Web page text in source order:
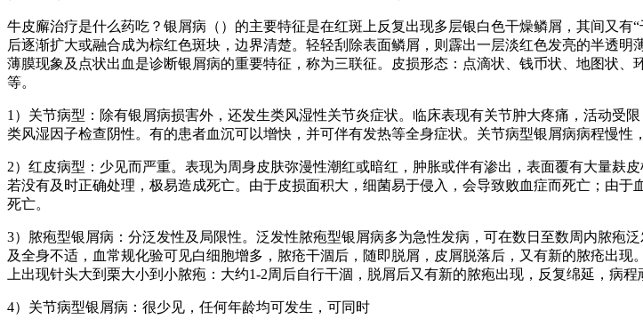
牛皮廨治疗是什么药吃？银屑病（）的主要特征是在红斑上反复出现多层银白色干燥鳞屑，其间又
后逐渐扩大或融合成为棕红色斑块，边界清楚。轻轻刮除表面鳞屑，则霹出一层淡红色发亮的半透
薄膜现象及点状出血是诊断银屑病的重要特征，称为三联征。皮损形态：点滴状、钱币状、地图状
等。
1）关节病型：除有银屑病损害外，还发生类风湿性关节炎症状。临床表现有关节肿大疼痛，活动受
类风湿因子检查阴性。有的患者血沉可以增快，并可伴有发热等全身症状。关节病型银屑病病程慢性
2）红皮病型：少见而严重。表现为周身皮肤弥漫性潮红或暗红，肿胀或伴有渗出，表面覆有大量麸
若没有及时正确处理，极易造成死亡。由于皮损面积大，细菌易于侵入，会导致败血症而死亡；由
死亡。
3）脓疱型银屑病：分泛发性及局限性。泛发性脓疱型银屑病多为急性发病，可在数日至数周内脓疱
及全身不适，血常规化验可见白细胞增多，脓疮干涸后，随即脱屑，皮屑脱落后，又有新的脓疮出
上出现针头大到栗大小到小脓疱：大约1-2周后自行干涸，脱屑后又有新的脓疱出现，反复绵延，病程
4）关节病型银屑病：很少见，任何年龄均可发生，可同时